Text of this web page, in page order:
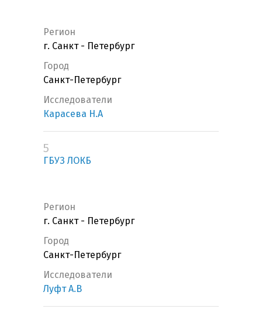
Регион
г. Санкт - Петербург
Город
Санкт-Петербург
Исследователи
Карасева Н.А
5
ГБУЗ ЛОКБ
Регион
г. Санкт - Петербург
Город
Санкт-Петербург
Исследователи
Луфт А.В